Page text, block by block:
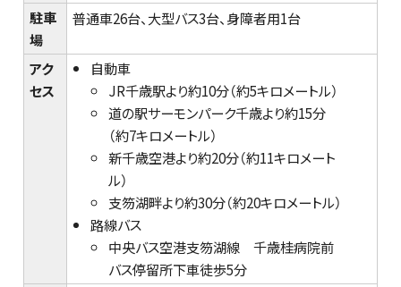
駐車
場
普通車26台、大型バス3台、身障者用1台
アク
セス
自動車
JR千歳駅より約10分（約5キロメートル）
道の駅サーモンパーク千歳より約15分
（約7キロメートル）
新千歳空港より約20分（約11キロメート
ル）
支笏湖畔より約30分（約20キロメートル）
路線バス
中央バス空港支笏湖線 千歳桂病院前
バス停留所下車徒歩5分